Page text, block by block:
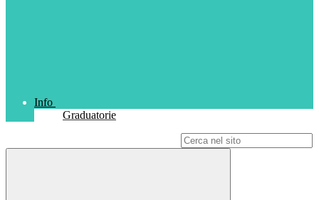
Info
Graduatorie